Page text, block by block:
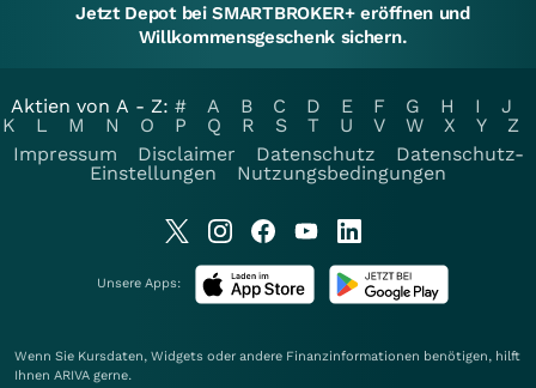
Jetzt Depot bei SMARTBROKER+ eröffnen und
Willkommensgeschenk sichern.
Aktien von A - Z: # A B C D E F G H I
J
K
L M N O P Q R S T U V W X Y
Z
Impressum
Disclaimer Datenschutz
Datenschutz-
Einstellungen
Nutzungsbedingungen
Unsere Apps:
Wenn Sie Kursdaten, Widgets oder andere Finanzinformationen benötigen, hilft
Ihnen ARIVA gerne.